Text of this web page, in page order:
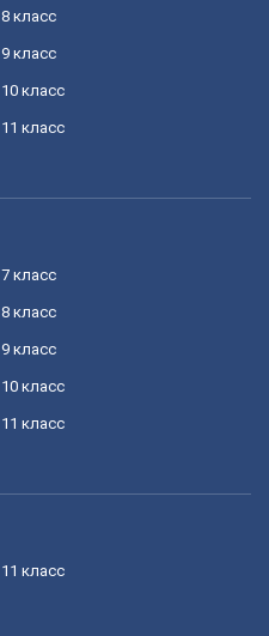
8 класс
9 класс
10 класс
11 класс
7 класс
8 класс
9 класс
10 класс
11 класс
11 класс